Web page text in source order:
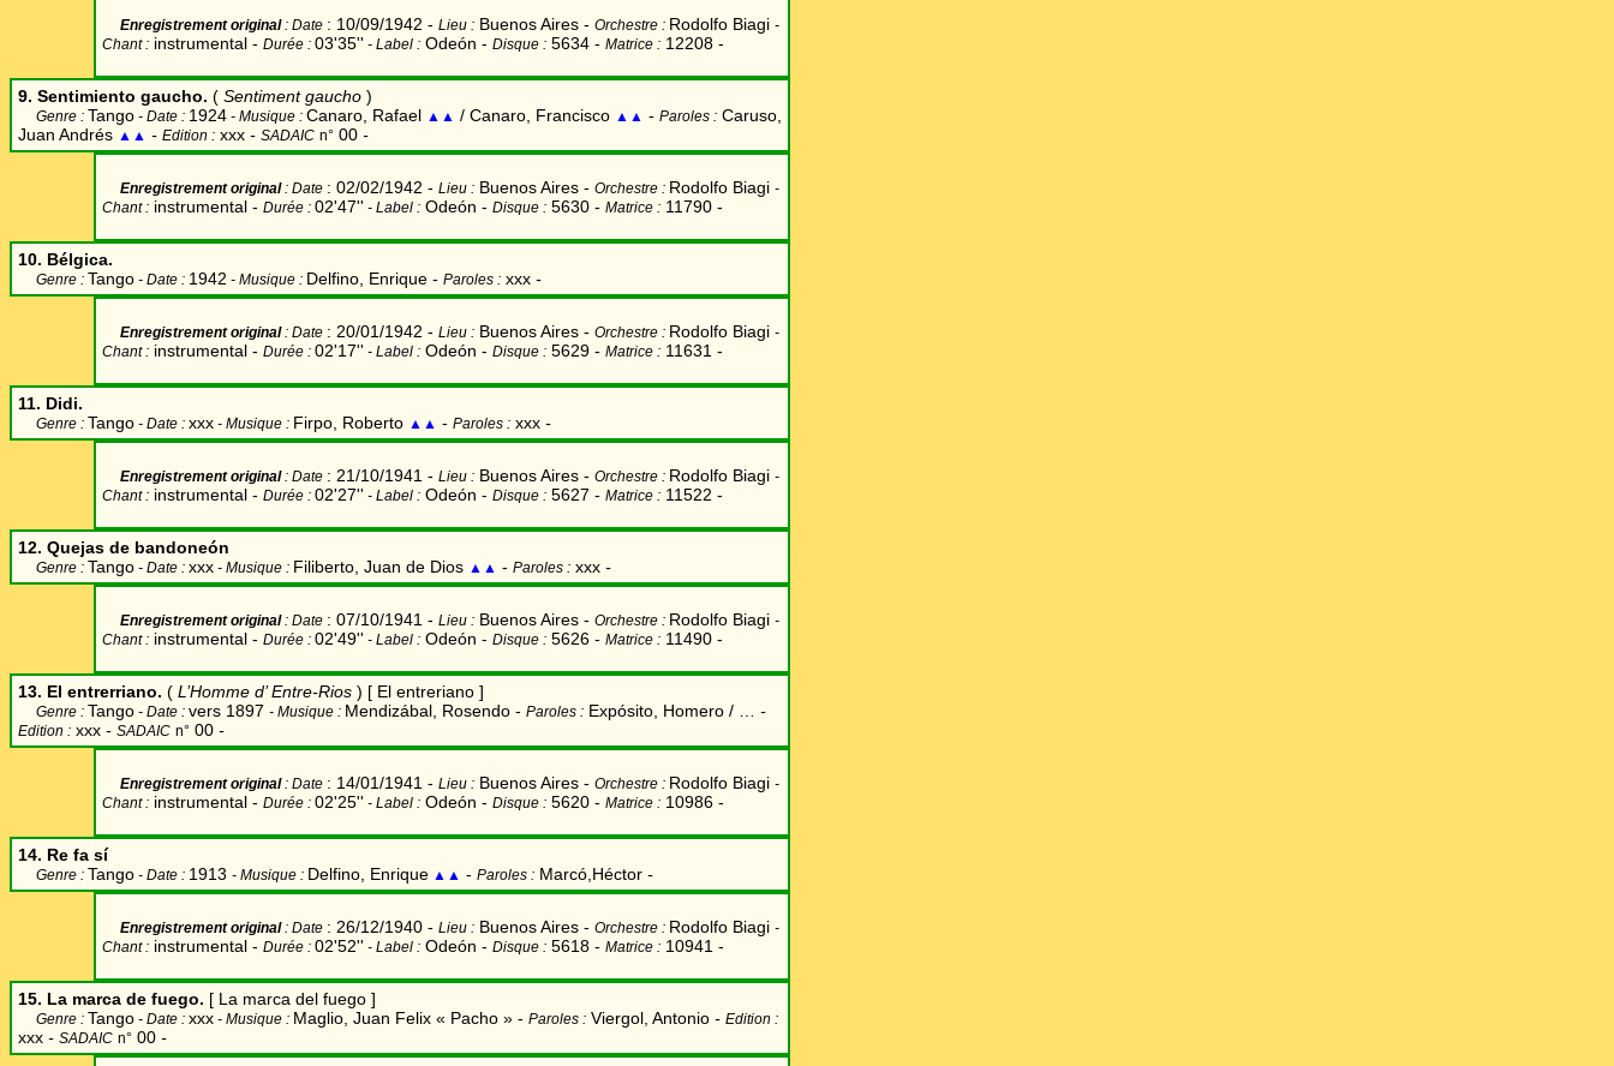
Enregistrement original: Date : 10/09/1942 - Lieu : Buenos Aires - Orchestre : Rodolfo Biagi -
Chant: instrumental - Durée : 03'35'' - Label : Odeón - Disque : 5634 - Matrice : 12208 -
9. Sentimiento gaucho. ( Sentiment gaucho )
Genre : Tango - Date : 1924 - Musique : Canaro, Rafael ▲▲ / Canaro, Francisco ▲▲ - Paroles : Caruso,
Juan Andrés ▲▲ - Edition : xxx - SADAIC n° 00 -
Enregistrement original: Date : 02/02/1942 - Lieu : Buenos Aires - Orchestre : Rodolfo Biagi -
Chant: instrumental - Durée : 02'47'' - Label : Odeón - Disque : 5630 - Matrice : 11790 -
10. Bélgica.
Genre : Tango - Date : 1942 - Musique : Delfino, Enrique - Paroles : xxx -
Enregistrement original: Date : 20/01/1942 - Lieu : Buenos Aires - Orchestre : Rodolfo Biagi -
Chant: instrumental - Durée : 02'17'' - Label : Odeón - Disque : 5629 - Matrice : 11631 -
11. Didi.
Genre : Tango - Date : xxx - Musique : Firpo, Roberto ▲▲ - Paroles : xxx -
Enregistrement original: Date : 21/10/1941 - Lieu : Buenos Aires - Orchestre : Rodolfo Biagi -
Chant: instrumental - Durée : 02'27'' - Label : Odeón - Disque : 5627 - Matrice : 11522 -
12. Quejas de bandoneón
Genre : Tango - Date : xxx - Musique : Filiberto, Juan de Dios ▲▲ - Paroles : xxx -
Enregistrement original: Date : 07/10/1941 - Lieu : Buenos Aires - Orchestre : Rodolfo Biagi -
Chant: instrumental - Durée : 02'49'' - Label : Odeón - Disque : 5626 - Matrice : 11490 -
13. El entrerriano. ( L’Homme d’ Entre-Rios ) [ El entreriano ]
Genre : Tango - Date : vers 1897 - Musique : Mendizábal, Rosendo - Paroles : Expósito, Homero / … -
Edition : xxx - SADAIC n° 00 -
Enregistrement original: Date : 14/01/1941 - Lieu : Buenos Aires - Orchestre : Rodolfo Biagi -
Chant: instrumental - Durée : 02'25'' - Label : Odeón - Disque : 5620 - Matrice : 10986 -
14. Re fa sí
Genre : Tango - Date : 1913 - Musique : Delfino, Enrique ▲▲ - Paroles : Marcó,Héctor -
Enregistrement original: Date : 26/12/1940 - Lieu : Buenos Aires - Orchestre : Rodolfo Biagi -
Chant: instrumental - Durée : 02'52'' - Label : Odeón - Disque : 5618 - Matrice : 10941 -
15. La marca de fuego. [ La marca del fuego ]
Genre : Tango - Date : xxx - Musique : Maglio, Juan Felix « Pacho » - Paroles : Viergol, Antonio - Edition :
xxx - SADAIC n° 00 -